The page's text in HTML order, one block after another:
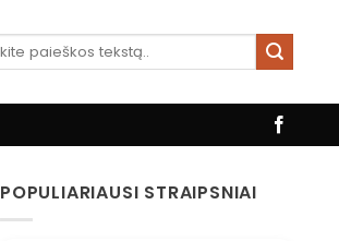
POPULIARIAUSI STRAIPSNIAI